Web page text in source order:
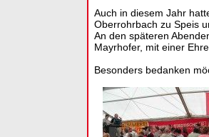
Auch in diesem Jahr
Oberrohrbach zu Speis
An den späteren
Mayrhofer, mit einer
Besonders bedanken